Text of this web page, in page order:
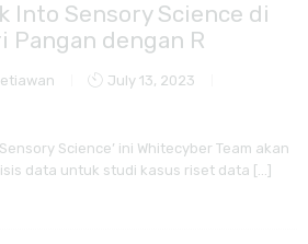
Into Sensory Science di
Pangan dengan R
July 13, 2023
Science’ ini Whitecyber Team akan
data untuk studi kasus riset data […]